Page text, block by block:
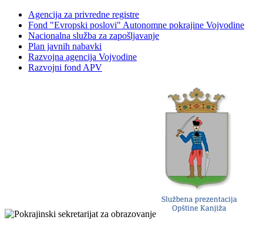
Agencija za privredne registre
Fond "Evropski poslovi" Autonomne pokrajine Vojvodine
Nacionalna služba za zapošljavanje
Plan javnih nabavki
Razvojna agencija Vojvodine
Razvojni fond APV